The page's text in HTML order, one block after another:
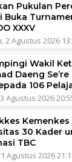
Pukulan
Buka
XXXV
2 Agustus 2026
Wakil
Daeng
106
Agustus 2026
30 Kader
TBC
Agustus 2026